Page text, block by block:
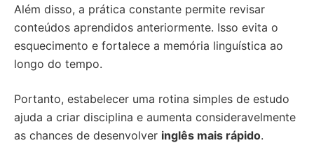
Além disso, a prática constante permite revisar
conteúdos aprendidos anteriormente. Isso evita o
esquecimento e fortalece a memória linguística ao
longo do tempo.
Portanto, estabelecer uma rotina simples de estudo
ajuda a criar disciplina e aumenta consideravelmente
as chances de desenvolver inglês mais rápido.